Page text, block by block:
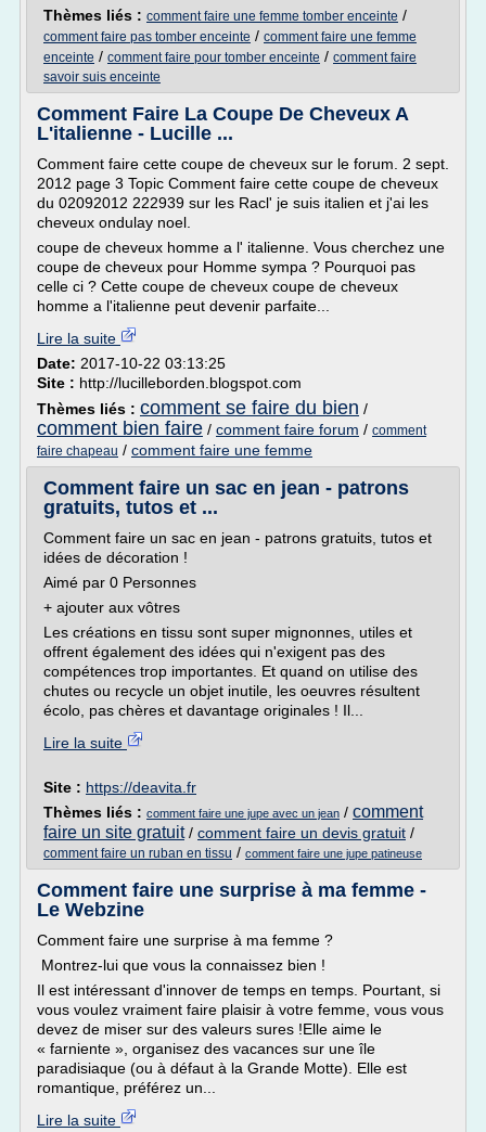
Thèmes liés : comment faire une femme tomber enceinte /
comment faire pas tomber enceinte / comment faire une femme
enceinte / comment faire pour tomber enceinte / comment faire
savoir suis enceinte
Comment Faire La Coupe De Cheveux A
L'italienne - Lucille ...
Comment faire cette coupe de cheveux sur le forum. 2 sept.
2012 page 3 Topic Comment faire cette coupe de cheveux
du 02092012 222939 sur les Racl' je suis italien et j'ai les
cheveux ondulay noel.
coupe de cheveux homme a l' italienne. Vous cherchez une
coupe de cheveux pour Homme sympa ? Pourquoi pas
celle ci ? Cette coupe de cheveux coupe de cheveux
homme a l'italienne peut devenir parfaite...
Lire la suite
Date: 2017-10-22 03:13:25
Site : http://lucilleborden.blogspot.com
Thèmes liés : comment se faire du bien /
comment bien faire / comment faire forum / comment
faire chapeau / comment faire une femme
Comment faire un sac en jean - patrons
gratuits, tutos et ...
Comment faire un sac en jean - patrons gratuits, tutos et
idées de décoration !
Aimé par 0 Personnes
+ ajouter aux vôtres
Les créations en tissu sont super mignonnes, utiles et
offrent également des idées qui n'exigent pas des
compétences trop importantes. Et quand on utilise des
chutes ou recycle un objet inutile, les oeuvres résultent
écolo, pas chères et davantage originales ! Il...
Lire la suite
Site : https://deavita.fr
Thèmes liés : comment faire une jupe avec un jean / comment
faire un site gratuit/ comment faire un devis gratuit /
comment faire un ruban en tissu / comment faire une jupe patineuse
Comment faire une surprise à ma femme -
Le Webzine
Comment faire une surprise à ma femme ?
Montrez-lui que vous la connaissez bien !
Il est intéressant d'innover de temps en temps. Pourtant, si
vous voulez vraiment faire plaisir à votre femme, vous vous
devez de miser sur des valeurs sures !Elle aime le
« farniente », organisez des vacances sur une île
paradisiaque (ou à défaut à la Grande Motte). Elle est
romantique, préférez un...
Lire la suite